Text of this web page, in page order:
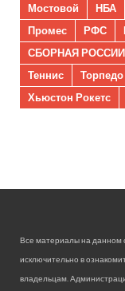
Мостовой
НБА
Промес
РФС
СБОРНАЯ РОССИИ
Теннис
Торпедо
Хьюстон Рокетс
Все материалы на данном
исключительно в
владельцам.